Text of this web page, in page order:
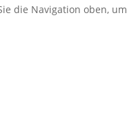
die Navigation oben, um